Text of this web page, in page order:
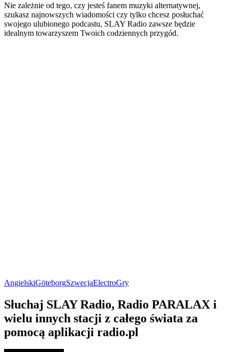
Nie zależnie od tego, czy jesteś fanem muzyki alternatywnej,
szukasz najnowszych wiadomości czy tylko chcesz posłuchać
swojego ulubionego podcastu, SLAY Radio zawsze będzie
idealnym towarzyszem Twoich codziennych przygód.
AngielskiGöteborgSzwecjaElectroGry
Słuchaj SLAY Radio, Radio PARALAX i
wielu innych stacji z całego świata za
pomocą aplikacji radio.pl